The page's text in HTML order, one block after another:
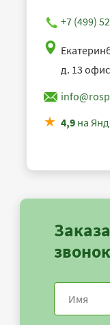
+7 (499)
д. 13
4,9 на
звонок